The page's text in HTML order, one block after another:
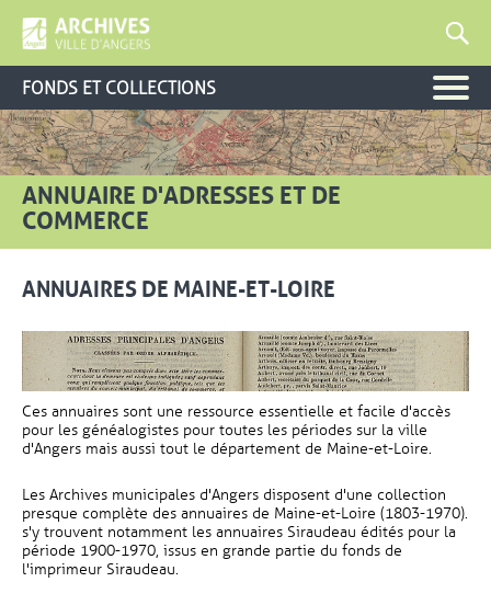
FONDS ET COLLECTIONS
ANNUAIRE D'ADRESSES ET DE
COMMERCE
ANNUAIRES DE MAINE-ET-LOIRE
Ces annuaires sont une ressource essentielle et facile d'accès
pour les généalogistes pour toutes les périodes sur la ville
d'Angers mais aussi tout le département de Maine-et-Loire.
Les Archives municipales d'Angers disposent d'une collection
presque complète des annuaires de Maine-et-Loire (1803-1970).
s'y trouvent notamment les annuaires Siraudeau édités pour la
période 1900-1970, issus en grande partie du fonds de
l'imprimeur Siraudeau.